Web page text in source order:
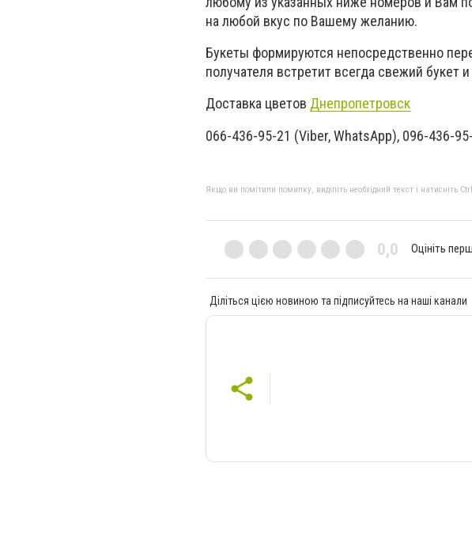
на любой вкус по Вашему желанию.
Букеты формируются непосредственно
получателя встретит всегда свежий букет
Доставка цветов Днепропетровск
066-436-95-21 (Viber, WhatsApp), 096-436-
Якщо ви помітили помилку, виділіть необхідний текст і натисніть
0,0 Оцініть
Діліться цією новиною та підписуйтесь на наші канали